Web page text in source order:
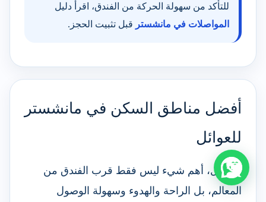
للتأكد من سهولة الحركة من الفندق، اقرأ دليل
المواصلات في مانشستر قبل تثبيت الحجز.
أفضل مناطق السكن في مانشستر
للعوائل
للعوائل، أهم شيء ليس فقط قرب الفندق من
المعالم، بل الراحة والهدوء وسهولة الوصول